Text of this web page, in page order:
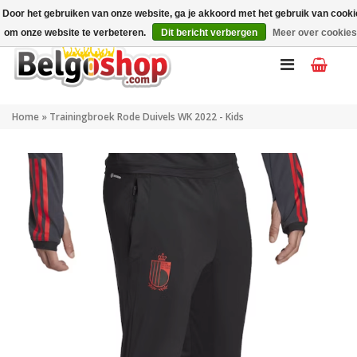
Mijn account NL
Home » Trainingbroek Rode Duivels WK 2022 - Kids
Door het gebruiken van onze website, ga je akkoord met het gebruik van
om onze website te verbeteren.
Dit bericht verbergen Meer over